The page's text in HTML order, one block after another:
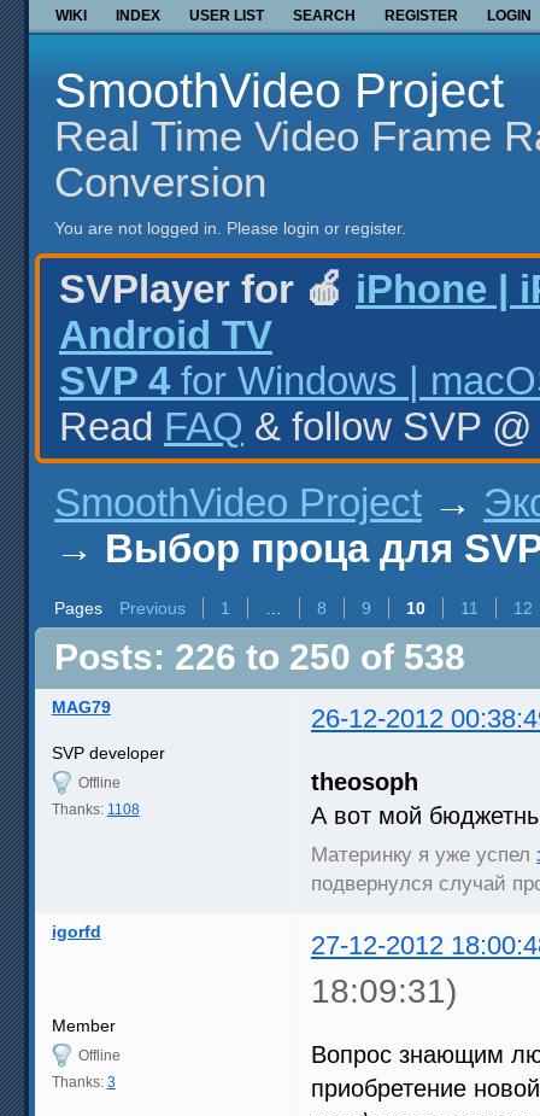
WIKI INDEX USER LIST SEARCH REGISTER LOGIN
SmoothVideo Project
Real Time Video Frame
Conversion
You are not logged in. Please login or register.
SVPlayer for 🍎 iPhone |
Android TV
SVP 4 for Windows |
Read FAQ & follow SVP
SmoothVideo Project →
→ Выбор проца для
Pages Previous 1 8 9 10 11 12
Posts: 226 to 250 of 538
MAG79 26-12-2012
SVP developer
Offline
Thanks: 1108
theosoph
А вот мой
Материнку я уже успел
подвернулся случай
igorfd 27-12-2012
18:09:31)
Member
Offline
Thanks: 3
Вопрос знающим
приобретение